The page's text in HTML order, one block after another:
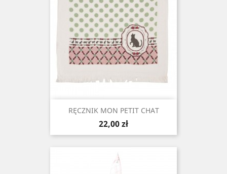
RĘCZNIK MON PETIT CHAT
Cena
22,00 zł